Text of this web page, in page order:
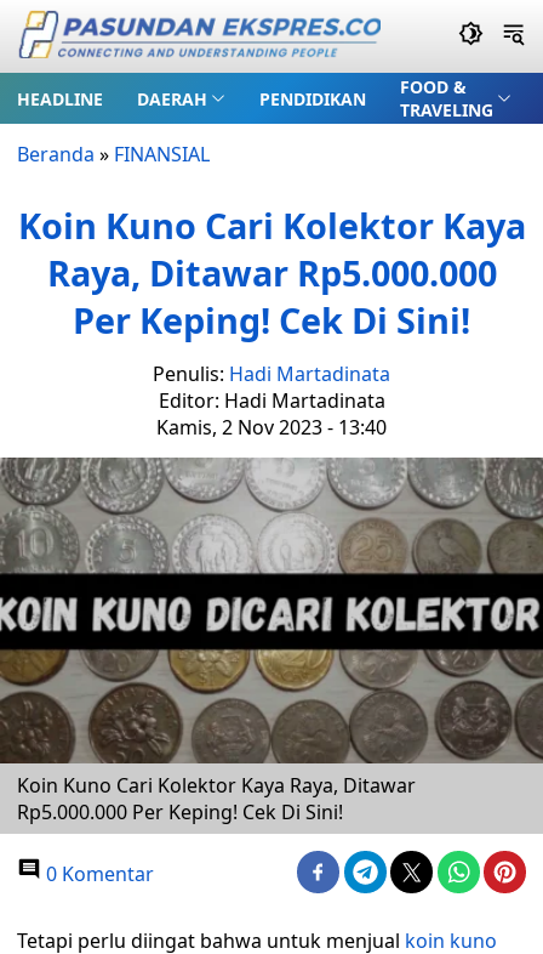
HEADLINE DAERAH PENDIDIKAN
FOOD &
TRAVELING
Beranda » FINANSIAL
Koin Kuno Cari Kolektor Kaya
Raya, Ditawar Rp5.000.000
Per Keping! Cek Di Sini!
Penulis: Hadi Martadinata
Editor: Hadi Martadinata
Kamis, 2 Nov 2023 - 13:40
Koin Kuno Cari Kolektor Kaya Raya, Ditawar
Rp5.000.000 Per Keping! Cek Di Sini!
0 Komentar
Tetapi perlu diingat bahwa untuk menjual koin kuno